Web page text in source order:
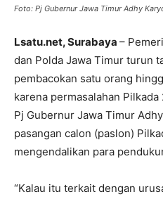
Foto: Pj Gubernur Jawa Timur Adhy
Lsatu.net, Surabaya –
dan Polda Jawa Timur turun
pembacokan satu orang
karena permasalahan
Pj Gubernur Jawa Timur
pasangan calon (paslon)
mengendalikan para
“Kalau itu terkait dengan